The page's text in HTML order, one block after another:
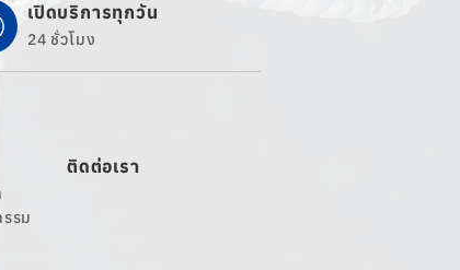
เปิดบริการทุกวัน
24 ชั่วโมง
รม
ติดต่อเรา